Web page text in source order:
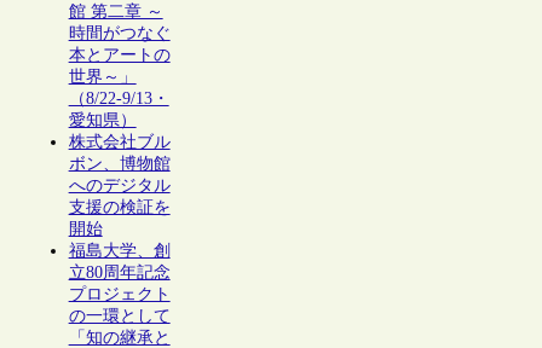
館 第二章 ～
時間がつなぐ
本とアートの
世界～」
（8/22-9/13・
愛知県）
株式会社ブル
ボン、博物館
へのデジタル
支援の検証を
開始
福島大学、創
立80周年記念
プロジェクト
の一環として
「知の継承と